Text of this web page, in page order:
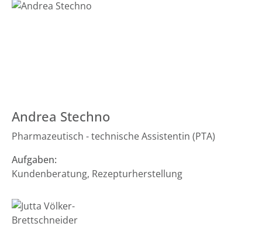
Andrea Stechno
Pharmazeutisch - technische Assistentin (PTA)
Aufgaben:
Kundenberatung, Rezepturherstellung